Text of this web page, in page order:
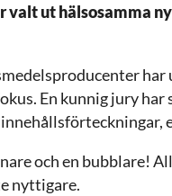
valt ut hälsosamma
En kunnig jury
och en bubblare!
nyttigare.